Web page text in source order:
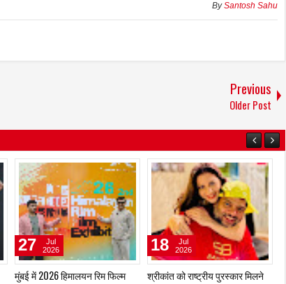
BySantosh Sahu
Previous
Older Post
जूही तिवारी की रही है ज्वेलरी, साड़ी,
02
Aug
2026
एक बार फिर पूरे जोश और समर्पण के
29
Jul
2026